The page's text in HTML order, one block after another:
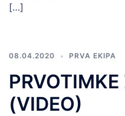
[…]
08.04.2020 PRVA EKIPA
(VIDEO)